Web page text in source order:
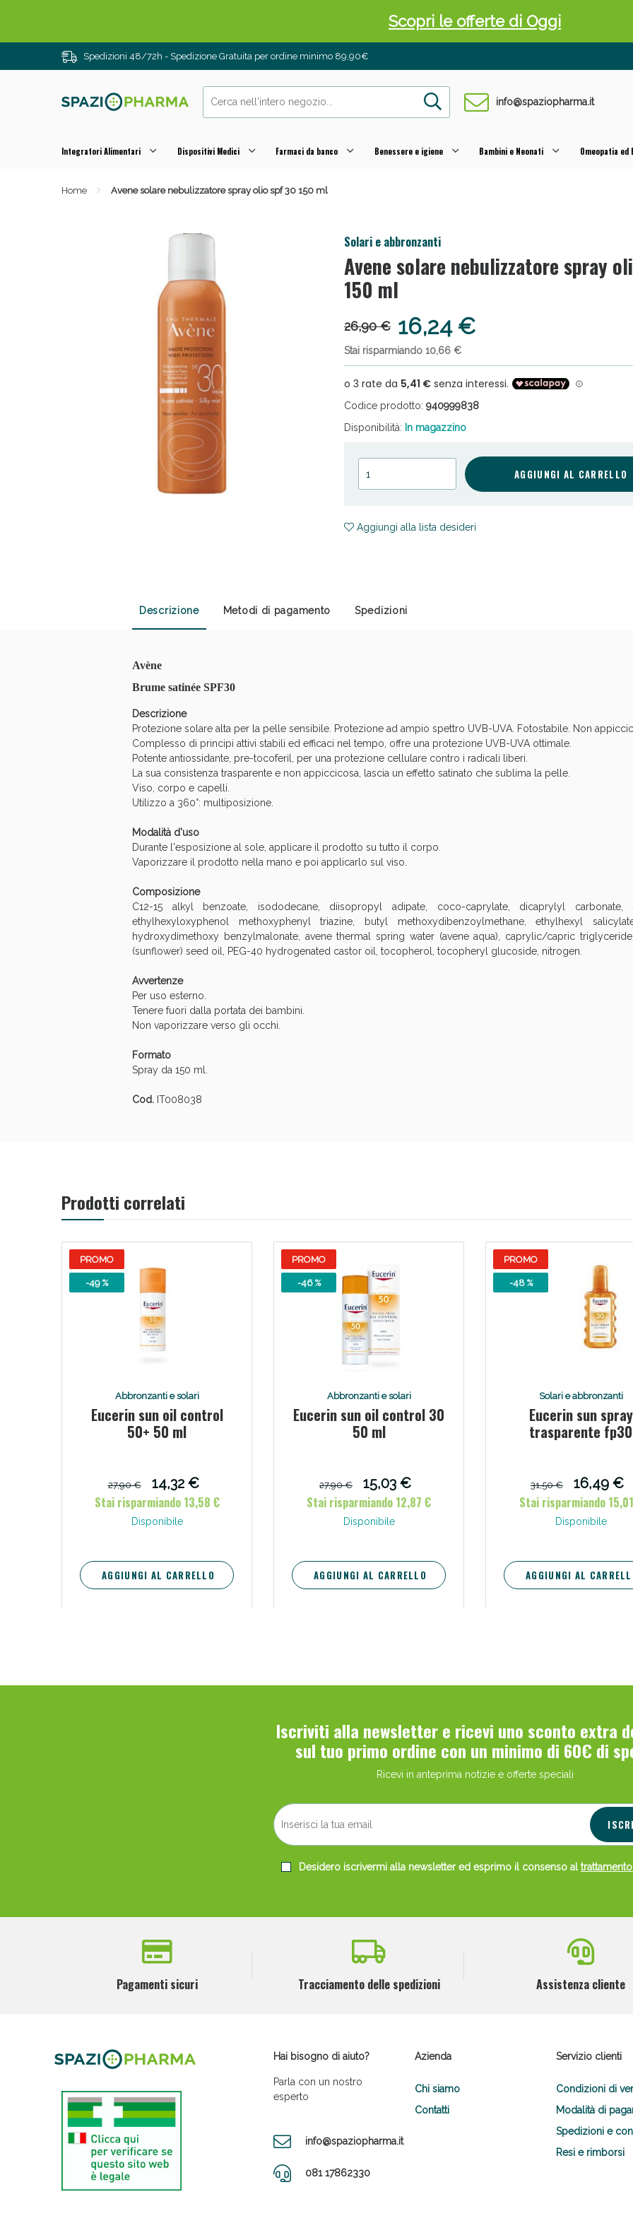
Spedizioni 48/72h - Spedizione Gratuita per ordine minimo 89,90€
info@spaziopharma.it
Integratori Alimentari Dispositivi Medici Farmaci da banco Benessere e igiene Bambini e Neonati Omeopatia
Home Avene solare nebulizzatore spray olio spf 30 150 ml
Solari e abbronzanti
Avene solare nebulizzatore spray
150 ml
26,90 € 16,24 €
Stai risparmiando 10,66 €
Codice prodotto: 940999838
Disponibilità: In magazzino
AGGIUNGI AL CARRELLO
Aggiungi alla lista desideri
Descrizione Metodi di pagamento Spedizioni
Avène
Brume satinée SPF30
Descrizione
Protezione solare alta per la pelle sensibile. Protezione ad ampio spettro UVB-UVA. Fotostabile. Non
Complesso di principi attivi stabili ed efficaci nel tempo, offre una protezione UVB-UVA ottimale.
Potente antiossidante, pre-tocoferil, per una protezione cellulare contro i radicali liberi.
La sua consistenza trasparente e non appiccicosa, lascia un effetto satinato che sublima la pelle.
Viso, corpo e capelli.
Utilizzo a 360°: multiposizione.
Modalità d'uso
Durante l'esposizione al sole, applicare il prodotto su tutto il corpo.
Vaporizzare il prodotto nella mano e poi applicarlo sul viso.
Composizione
C12-15 alkyl benzoate, isododecane, diisopropyl adipate, coco-caprylate, dicaprylyl
ethylhexyloxyphenol methoxyphenyl triazine, butyl methoxydibenzoylmethane, ethylhexyl
hydroxydimethoxy benzylmalonate, avene thermal spring water (avene aqua), caprylic/capric
(sunflower) seed oil, PEG-40 hydrogenated castor oil, tocopherol, tocopheryl glucoside, nitrogen.
Avvertenze
Per uso esterno.
Tenere fuori dalla portata dei bambini.
Non vaporizzare verso gli occhi.
Formato
Spray da 150 ml.
Cod. IT008038
Prodotti correlati
PROMO
-49 %
Abbronzanti e solari
Eucerin sun oil control
50+ 50 ml
27,90 €
14,32 €
Stai risparmiando 13,58 €
Disponibile
AGGIUNGI AL CARRELLO
PROMO
-46 %
Abbronzanti e solari
Eucerin sun oil control 30
50 ml
27,90 €
15,03 €
Stai risparmiando 12,87 €
Disponibile
AGGIUNGI AL CARRELLO
PROMO
-48 %
Solari e abbronzanti
Eucerin sun spray
trasparente fp30
31,50 €
16,49 €
Stai risparmiando
Disponibile
AGGIUNGI AL
Iscriviti alla newsletter e ricevi uno sconto extra
sul tuo primo ordine con un minimo di 60€ di
Ricevi in anteprima notizie e offerte speciali
Desidero iscrivermi alla newsletter ed esprimo il consenso al
Pagamenti sicuri Tracciamento delle spedizioni Assistenza cliente
Hai bisogno di aiuto?
Parla con un nostro
esperto
info@spaziopharma.it
081 17862330
Azienda
Chi siamo
Contatti
Servizio clienti
Condizioni di
Modalità di
Spedizioni e
Resi e rimborsi
Scopri le offerte di Oggi
Drenanti e Pancia Piatta: Sconti fino al 55% validi solo
Anticellulite e Fanghi: Sconto fino al 40% valido
Vie Urinarie e Prostata: Sconti fino al 45% oggi!
Benessere Intestinale: Sconto fino al 55% valido